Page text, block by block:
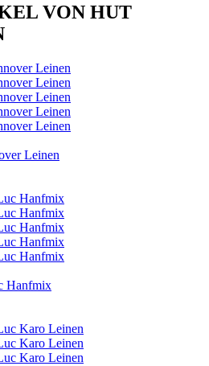
VON HUT
Leinen
Hanfmix